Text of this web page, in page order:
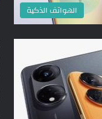
الهواتف الذكية